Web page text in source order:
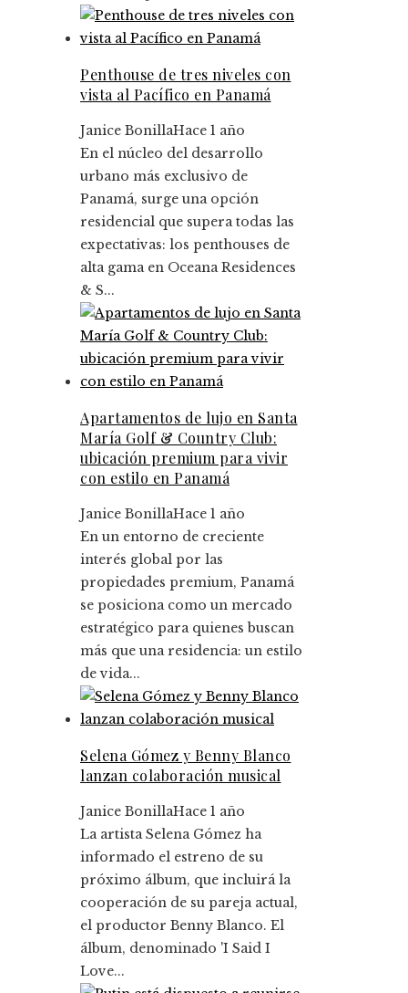
Penthouse de tres niveles con
vista al Pacífico en Panamá
Janice BonillaHace 1 año
En el núcleo del desarrollo
urbano más exclusivo de
Panamá, surge una opción
residencial que supera todas las
expectativas: los penthouses de
alta gama en Oceana Residences
& S...
Apartamentos de lujo en Santa
María Golf & Country Club:
ubicación premium para vivir
con estilo en Panamá
Janice BonillaHace 1 año
En un entorno de creciente
interés global por las
propiedades premium, Panamá
se posiciona como un mercado
estratégico para quienes buscan
más que una residencia: un estilo
de vida...
Selena Gómez y Benny Blanco
lanzan colaboración musical
Janice BonillaHace 1 año
La artista Selena Gómez ha
informado el estreno de su
próximo álbum, que incluirá la
cooperación de su pareja actual,
el productor Benny Blanco. El
álbum, denominado 'I Said I
Love...